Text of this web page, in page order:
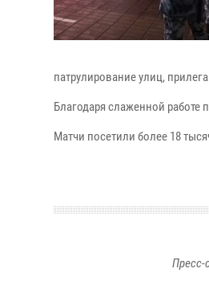
патрулирование улиц,
Благодаря слаженной работе
Матчи посетили более 18
Пресс-